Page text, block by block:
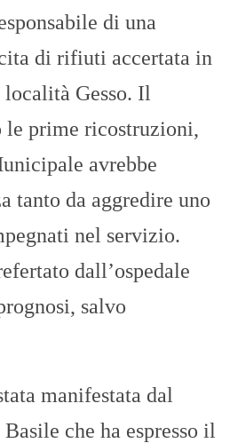
di una
di rifiuti accertata in
Gesso. Il
le prime ricostruzioni,
avrebbe
tanto da aggredire uno
nel servizio.
dall’ospedale
salvo
manifestata dal
che ha espresso il